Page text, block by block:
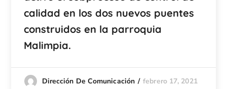
calidad en los dos nuevos puentes
construidos en la parroquia
Malimpia.
Dirección De Comunicación febrero 17, 2021